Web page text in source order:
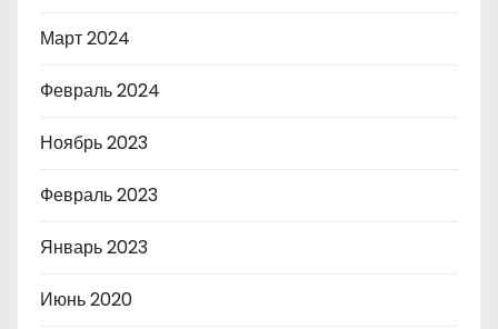
Март 2024
Февраль 2024
Ноябрь 2023
Февраль 2023
Январь 2023
Июнь 2020